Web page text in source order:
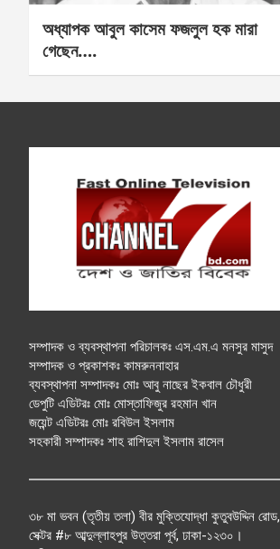
অধ্যাপক আবুল কাসেম ফজলুল হক মারা
গেছেন….
সম্পাদক ও ব্যবস্থাপনা পরিচালকঃ এস.এম.এ মনসুর মাসুদ
সম্পাদক ও প্রকাশকঃ কামরুননাহার
ব্যবস্থাপনা সম্পাদকঃ মোঃ আবু নাছের ইকবাল চৌধুরী
ডেপুটি এডিটরঃ মোঃ মোস্তাফিজুর রহমান খান
জয়েন্ট এডিটরঃ মোঃ রবিউল ইসলাম
সহকারী সম্পাদকঃ শাহ রাশিদুল ইসলাম রাসেল
৩৮ মা ভবন (তৃতীয় তলা) বীর মুক্তিযোদ্ধা কুতুবউদ্দিন রোড,
সেক্টর #৮ আব্দুল্লাহপুর উত্তরা পূর্ব, ঢাকা-১২৩০।